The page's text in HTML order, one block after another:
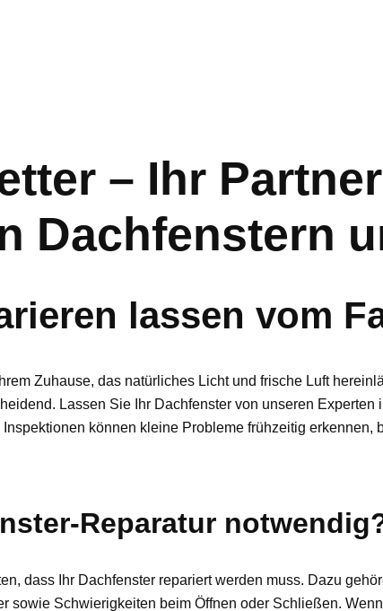
– Ihr
Dachfenstern
lassen vom
Zuhause, das natürliches Licht und frische Luft
Lassen Sie Ihr Dachfenster von unseren
können kleine Probleme frühzeitig erkennen,
Reparatur
dass Ihr Dachfenster repariert werden muss. Dazu
sowie Schwierigkeiten beim Öffnen oder Schließen.